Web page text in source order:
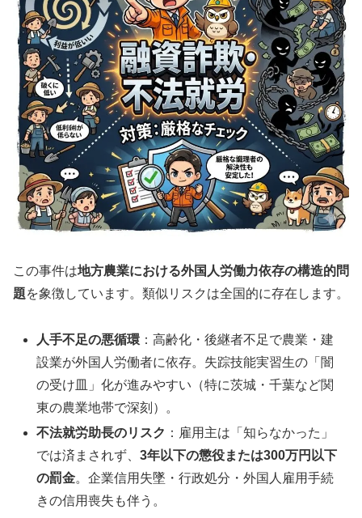
この事件は地方農業における外国人労働力依存の構造的問
題を象徴しています。類似リスクは全国的に存在します。
人手不足の悪循環 ：高齢化・後継者不足で農業・建
設業が外国人労働者に依存。失踪技能実習生の「闇
の受け皿」化が進みやすい（特に茨城・千葉など関
東の農業地帯で深刻）。
不法就労助長のリスク ：雇用主は「知らなかった」
では済まされず、3年以下の懲役または300万円以下
の罰金。企業信用失墜・行政処分・外国人雇用手続
きの信用喪失も伴う。